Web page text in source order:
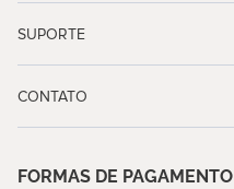
SUPORTE
CONTATO
FORMAS DE PAGAMENTO